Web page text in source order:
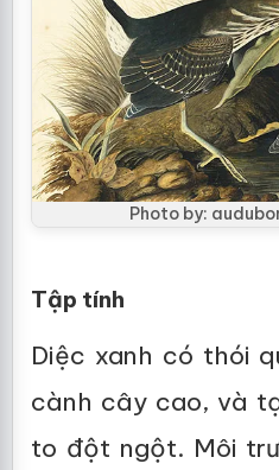
Photo by:
Tập tính
Diệc xanh có thói
cành cây cao, và
to đột ngột. Môi